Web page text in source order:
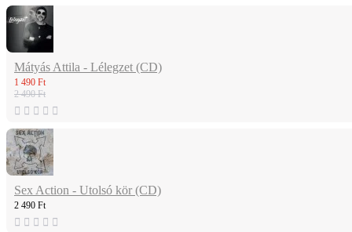
Mátyás Attila - Lélegzet (CD)
1 490 Ft
2 490 Ft
Sex Action - Utolsó kör (CD)
2 490 Ft